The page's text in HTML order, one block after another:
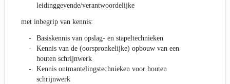
leidinggevende/verantwoordelijke
met inbegrip van kennis:
Basiskennis van opslag- en stapeltechnieken
Kennis van de (oorspronkelijke) opbouw van een
houten schrijnwerk
Kennis ontmantelingstechnieken voor houten
schrijnwerk